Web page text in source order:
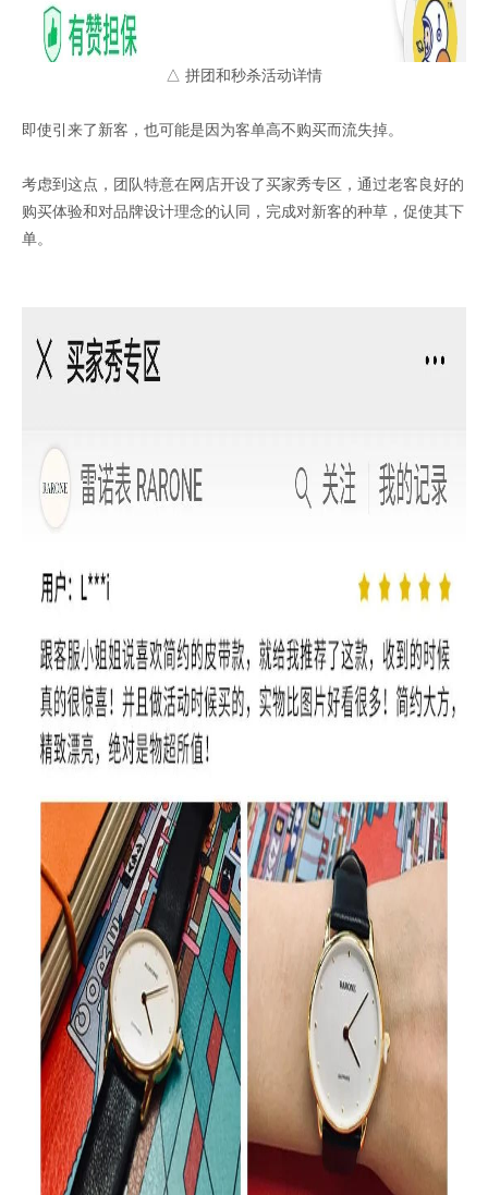
△ 拼团和秒杀活动详情
即使引来了新客，也可能是因为客单高不购买而流失掉。
考虑到这点，团队特意在网店开设了买家秀专区，通过老客良好的
购买体验和对品牌设计理念的认同，完成对新客的种草，促使其下
单。